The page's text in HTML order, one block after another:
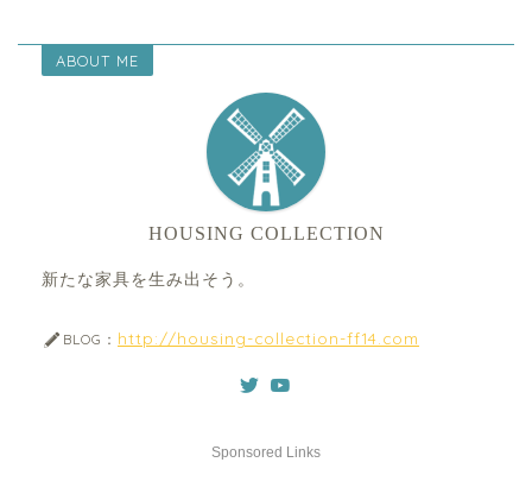
ABOUT ME
HOUSING COLLECTION
新たな家具を生み出そう。
BLOG： http://housing-collection-ff14.com
Sponsored Links